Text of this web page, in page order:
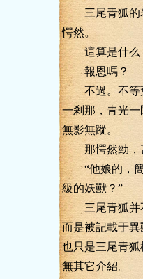
三尾青狐的
愕然。
這算是什么
報恩嗎？
不過。不等葉
一剎那，青光
無影無蹤。
那愕然勁，甚
“他娘的，簡
級的妖獸？”
三尾青狐并不
而是被記載于
也只是三尾青
無其它介紹。